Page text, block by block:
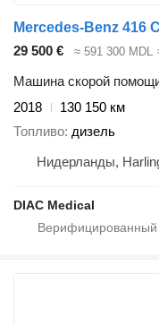
Mercedes-Benz 416
29 500 €
≈ 591 300 MDL
Машина скорой
2018
130 150 км
Топливо дизель
Нидерланды,
DIAC Medical